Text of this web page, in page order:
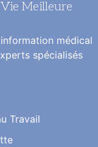
Meilleure
médical
spécialisés
Travail